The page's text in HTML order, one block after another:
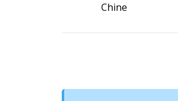
Chine